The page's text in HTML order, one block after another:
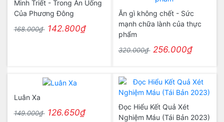
Minh Triết - Trong Ăn Uống
Của Phương Đông
168.000₫ 142.800₫
Ăn gì không chết - Sức
mạnh chữa lành của thực
phẩm
320.000₫ 256.000₫
Luân Xa
149.000₫ 126.650₫
Đọc Hiểu Kết Quả Xét
Nghiệm Máu (Tái Bản 2023)